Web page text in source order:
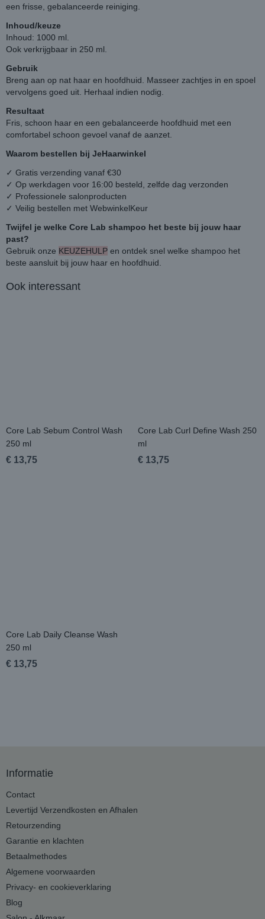
een frisse, gebalanceerde reiniging.
Inhoud/keuze
Inhoud: 1000 ml.
Ook verkrijgbaar in 250 ml.
Gebruik
Breng aan op nat haar en hoofdhuid. Masseer zachtjes in en spoel
vervolgens goed uit. Herhaal indien nodig.
Resultaat
Fris, schoon haar en een gebalanceerde hoofdhuid met een
comfortabel schoon gevoel vanaf de aanzet.
Waarom bestellen bij JeHaarwinkel
✓ Gratis verzending vanaf €30
✓ Op werkdagen voor 16:00 besteld, zelfde dag verzonden
✓ Professionele salonproducten
✓ Veilig bestellen met WebwinkelKeur
Twijfel je welke Core Lab shampoo het beste bij jouw haar
past?
Gebruik onze KEUZEHULP en ontdek snel welke shampoo het
beste aansluit bij jouw haar en hoofdhuid.
Ook interessant
Core Lab Sebum Control Wash
250 ml
€ 13,75
Core Lab Curl Define Wash 250
ml
€ 13,75
Core Lab Daily Cleanse Wash
250 ml
€ 13,75
Informatie
Contact
Levertijd Verzendkosten en Afhalen
Retourzending
Garantie en klachten
Betaalmethodes
Algemene voorwaarden
Privacy- en cookieverklaring
Blog